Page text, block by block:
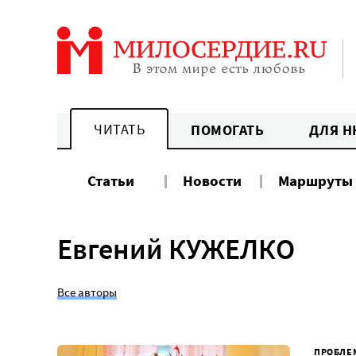
ЧИТАТЬ ПОМОГАТЬ ДЛЯ
Статьи Новости Маршруты
Евгений КУЖЕЛКО
Все авторы